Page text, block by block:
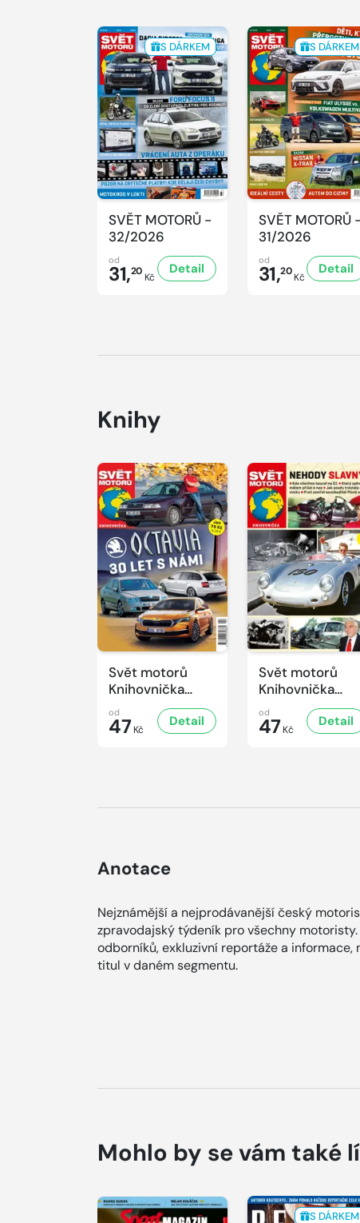
S DÁRKEM
SVĚT MOTORŮ -
32/2026
od
31,20 Kč
Detail
S DÁRKEM
SVĚT MOTORŮ -
31/2026
od
31,20Kč
Detail
Knihy
Svět motorů
Knihovnička
2/2026
od
47 Kč
Detail
Svět motorů
Knihovnička
1/2026
od
47 Kč
Detail
Anotace
Nejznámější a nejprodávanější český
zpravodajský týdeník pro všechny
odborníků, exkluzivní reportáže a
titul v daném segmentu.
Mohlo by se vám také
S DÁRKEM